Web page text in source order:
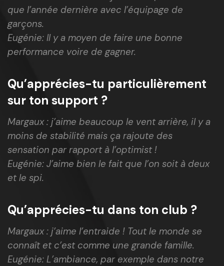
que l’année dernière avec l’équipage de
garçons.
Eugénie: Il y a moyen de faire une bonne
performance voire de gagner.
Qu’apprécies-tu particulièrement
sur ton support ?
Margaux : j’aime beaucoup le vent arrière, il y a
moins de stabilité mais ça rajoute des
sensation par rapport à l’optimist !
Eugénie: J’aime bien le fait que l’on soit à deux
et le spi.
Qu’apprécies-tu dans ton club ?
Margaux : j’aime l’entraide ! Tout le monde se
connaît et c’est comme une grande famille.
Eugénie: L’ambiance, par exemple dans notre